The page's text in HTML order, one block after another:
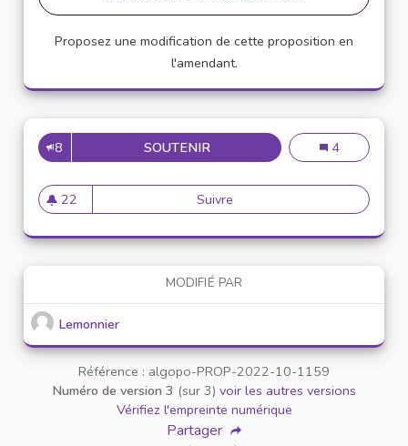
Proposez une modification de cette proposition en
l'amendant.
8 SOUTENIRADDICTION AU NUMÉRIQUE
Addiction au
4
22
22 abonnés
Suivre Addiction au numérique
MODIFIÉ PAR
Lemonnier
Référence : algopo-PROP-2022-10-1159
Numéro de version 3 (sur 3) voir les autres versions
Vérifiez l'empreinte numérique
Partager